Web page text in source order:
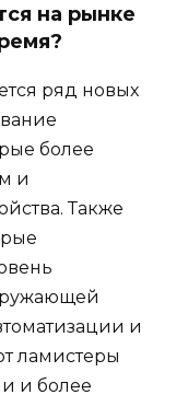
на рынке
ряд новых
более
и
Также
и
ламистеры
и более